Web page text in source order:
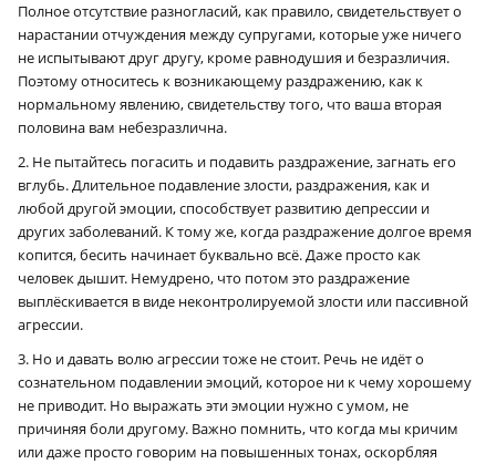
Полное отсутствие разногласий, как правило, свидетельствует о
нарастании отчуждения между супругами, которые уже ничего
не испытывают друг другу, кроме равнодушия и безразличия.
Поэтому относитесь к возникающему раздражению, как к
нормальному явлению, свидетельству того, что ваша вторая
половина вам небезразлична.
2. Не пытайтесь погасить и подавить раздражение, загнать его
вглубь. Длительное подавление злости, раздражения, как и
любой другой эмоции, способствует развитию депрессии и
других заболеваний. К тому же, когда раздражение долгое время
копится, бесить начинает буквально всё. Даже просто как
человек дышит. Немудрено, что потом это раздражение
выплёскивается в виде неконтролируемой злости или пассивной
агрессии.
3. Но и давать волю агрессии тоже не стоит. Речь не идёт о
сознательном подавлении эмоций, которое ни к чему хорошему
не приводит. Но выражать эти эмоции нужно с умом, не
причиняя боли другому. Важно помнить, что когда мы кричим
или даже просто говорим на повышенных тонах, оскорбляя